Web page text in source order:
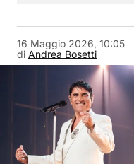
di Andrea Bosetti
16 Maggio 2026, 10:05